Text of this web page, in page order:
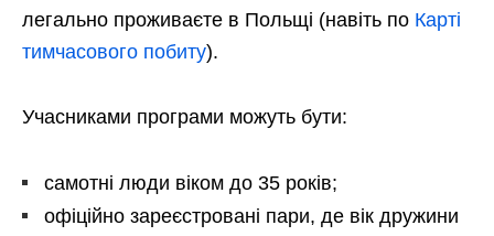
легально проживаєте в Польщі (навіть по Карті
тимчасового побиту).
Учасниками програми можуть бути:
самотні люди віком до 35 років;
офіційно зареєстровані пари, де вік дружини